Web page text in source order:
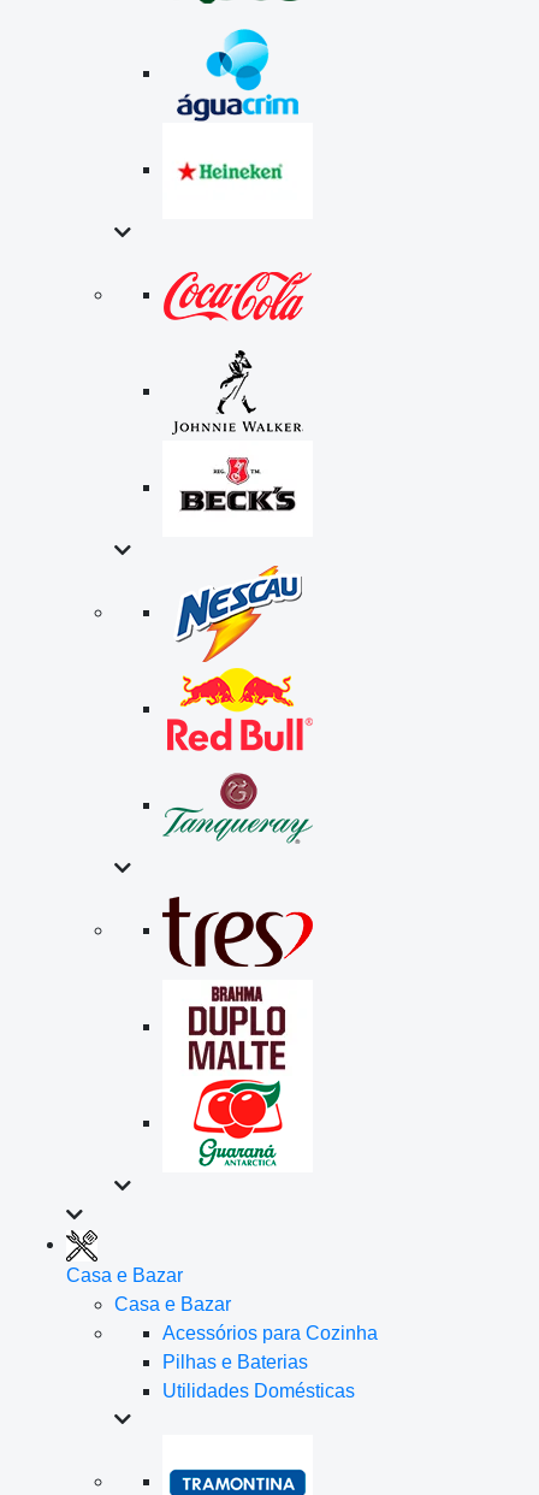
Casa e Bazar
Casa e Bazar
Acessórios para Cozinha
Pilhas e Baterias
Utilidades Domésticas